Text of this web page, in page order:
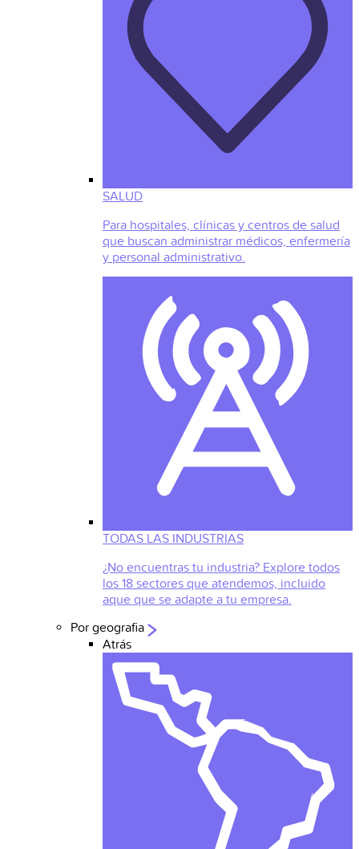
SALUD
Para hospitales, clínicas y centros de salud
que buscan administrar médicos, enfermería
y personal administrativo.
TODAS LAS INDUSTRIAS
¿No encuentras tu industria? Explore todos
los 18 sectores que atendemos, incluido
aque que se adapte a tu empresa.
Por geografia
Atrás